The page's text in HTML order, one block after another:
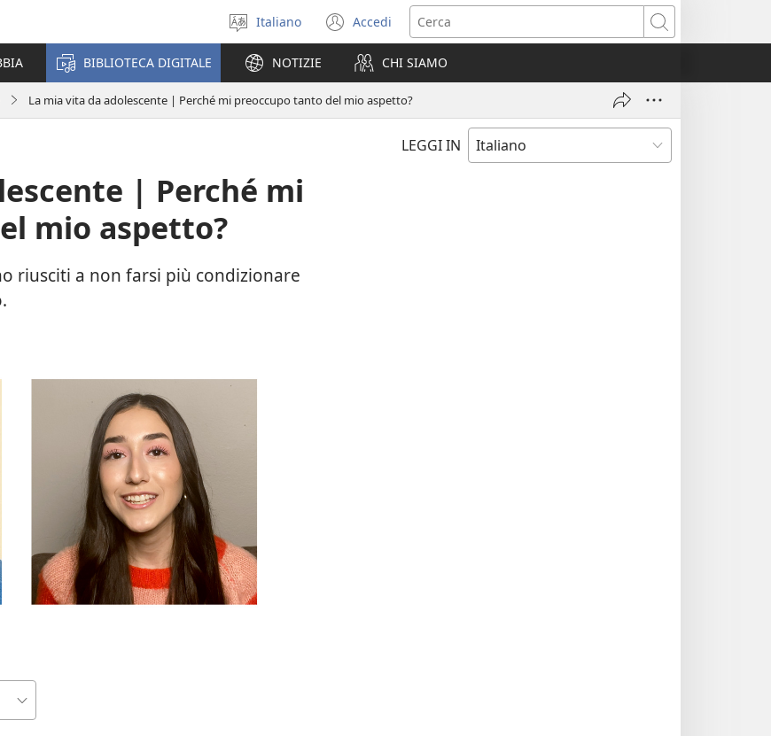
Seleziona
la
lingua
Italiano Accedi
(apre
una
nuova
finestra)
Cerca
BIBLIOTECA DIGITALE NOTIZIE CHI SIAMO
La mia vita da adolescente | Perché mi preoccupo tanto del mio aspetto?
LEGGI IN
| Perché mi
mio aspetto?
riusciti a non farsi più condizionare